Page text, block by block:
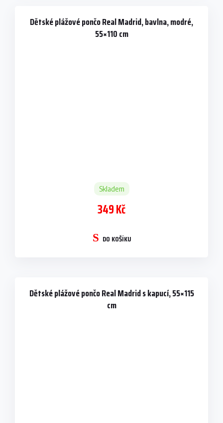
Dětské plážové pončo Real Madrid, bavlna, modré,
55×110 cm
Skladem
349 Kč
DO KOŠÍKU
Dětské plážové pončo Real Madrid s kapucí, 55×115
cm